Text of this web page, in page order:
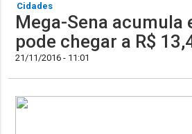
Cidades
Mega-Sena acumula
pode chegar a R$
21/11/2016 - 11:01